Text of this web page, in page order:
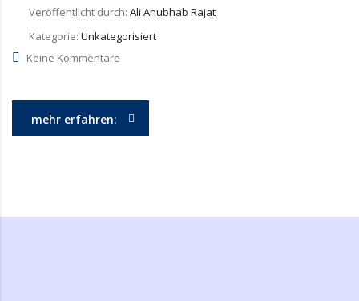
Veröffentlicht durch: Ali Anubhab Rajat
Kategorie: Unkategorisiert
Keine Kommentare
mehr erfahren: